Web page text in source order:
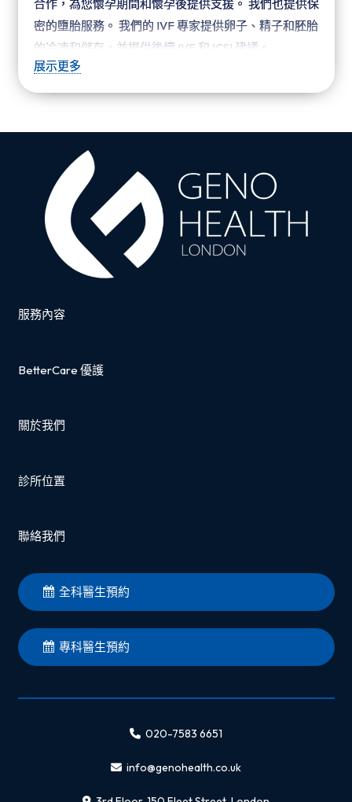
合作，為您懷孕期間和懷孕後提供支援。 我們也提供保
密的墮胎服務。 我們的 IVF 專家提供卵子、精子和胚胎
的冷凍和儲存，並提供後續 IVF 和 ICSI 建議。
展示更多
服務內容
BetterCare 優護
關於我們
診所位置
聯絡我們
全科醫生預約
專科醫生預約
020-7583 6651
info@genohealth.co.uk